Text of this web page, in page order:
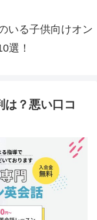
いる子供向けオン
選！
は？悪い口コ